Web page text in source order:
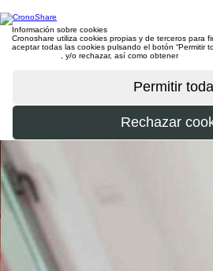
Información sobre cookies
Cronoshare utiliza cookies propias y de terceros para
aceptar todas las cookies pulsando el botón “Permitir
, y/o rechazar, así como obtener